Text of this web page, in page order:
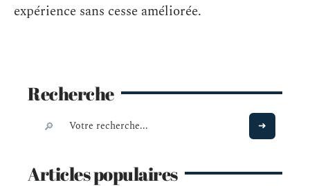
expérience sans cesse améliorée.
Recherche
Articles populaires